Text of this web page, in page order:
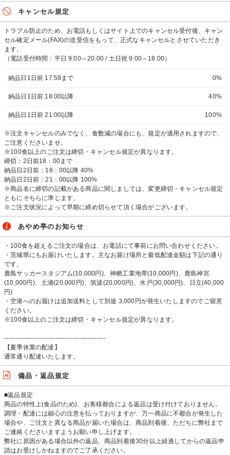
キャンセル規定
トラブル防止のため、お電話もしくはサイト上でのキャンセル受付後、キャン
セル確定メール(FAX)の送受信をもって、正式なキャンセルとさせていただき
ます。
（電話受付時間：平日 9:00～20:00 / 土日祝 9:00～18:00）
納品日1日前 17:59まで 0%
納品日1日前 18:00以降 40%
納品日1日前 21:00以降 100%
※注文キャンセルのみでなく、食数減の場合にも、規定が適用されますので、
ご注意くださいませ。
※100食以上のご注文は締切・キャンセル規定が異なります。
締切：2日前18：00まで
納品日2日前：18：00以降 40%
納品日2日前：21：00以降 100%
※商品名に締切の記載がある商品に関しましては、変更締切・キャンセル規定
ともにそちらに準じます。
※ご注文状況によって早期に締め切らせて頂く場合がございます。
あやめ亭のお知らせ
・100食を超えるご注文の場合は、お電話にて事前にお問い合わせください。
・茨城県にもお届けいたします。主なお届け場所と最低配達金額は下記の通り
です。
鹿島サッカースタジアム(10,000円)、神栖工業地帯(10,000円)、鹿島神宮
(10,000円)、土浦(20,000円)、筑波(20,000円)、水戸(30,000円)、日立(40,000
円)
・空港へのお届けは追加送料として別途 3,000円が発生いたしますのでご留意
ください。
※100食以上のご注文は締切・キャンセル規定が異なります。
-----------------------------------------------
【夏季休業の配達】
通常通り配達いたします。
備品・返品規定
■返品規定
商品の特性上(食品のため)、お客様都合による返品は受け付けておりません。
調理・配達には細心の注意を払っておりますが、万一商品に不都合が発生した
場合や、ご注文と異なる商品が届いた場合は、商品到着後、ただちに弊社まで
ご連絡くださいますようお願い申し上げます。
弊社に原因がある場合以外の返品、商品到着後30分以上経過してからの返品申
請はお受けしかねますのでご了承ください。